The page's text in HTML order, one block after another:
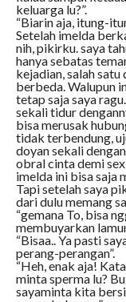
keluarga lu?”.
“Biarin aja, itung-
Setelah imelda
nih, pikirku. saya
hanya sebatas
kejadian, salah
berbeda. Walupun
tetap saja saya
sekali tidur
bisa merusak
tidak terbendung,
doyan sekali
obral cinta demi
imelda ini bisa saja
Tapi setelah saya
dari dulu memang
“gemana To, bisa
membuyarkan
“Bisaa.. Ya pasti
perang-perangan”.
“Heh, enak aja!
minta sperma lu?
sayaminta kita